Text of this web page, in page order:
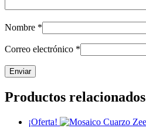
Nombre *
Correo electrónico *
Productos relacionados
¡Oferta!